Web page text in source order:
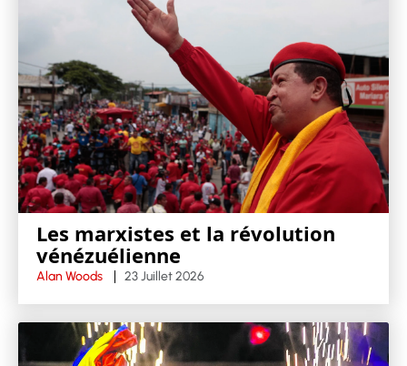
Les marxistes et la révolution
vénézuélienne
Alan Woods 23 Juillet 2026